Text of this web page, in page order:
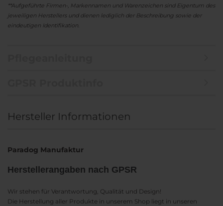
**Aufgeführte Firmen-, Markennamen und Warenzeichen sind Eigentum des
jeweiligen Herstellers und dienen lediglich der Beschreibung sowie der
eindeutigen Identifikation.
Hersteller Informationen
Paradog Manufaktur
Herstellerangaben nach GPSR
Wir stehen für Verantwortung, Qualität und Design!
Die Herstellung aller Produkte in unserem Shop liegt in unseren